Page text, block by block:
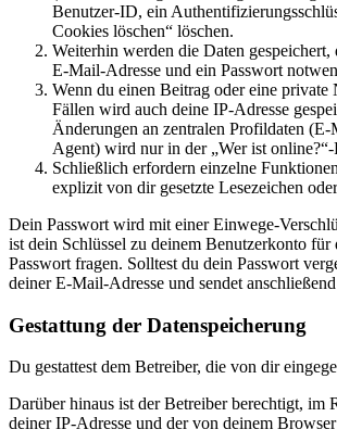
Benutzer-ID, ein
Cookies löschen“ löschen.
Weiterhin werden die Daten
E-Mail-Adresse und ein Passwort
Wenn du einen Beitrag oder eine
Fällen wird auch deine IP-Adresse
Änderungen an zentralen Profildaten
Agent) wird nur in der „Wer ist
Schließlich erfordern einzelne
explizit von dir gesetzte Lesezeichen
Dein Passwort wird mit einer Einwege-
ist dein Schlüssel zu deinem Benutzerkonto
Passwort fragen. Solltest du dein Passwort
deiner E-Mail-Adresse und sendet
Gestattung der Datenspeicherung
Du gestattest dem Betreiber, die von dir
Darüber hinaus ist der Betreiber berechtigt, im
deiner IP-Adresse und der von deinem